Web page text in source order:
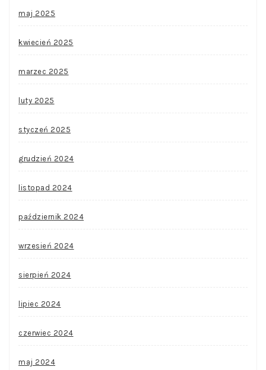
maj 2025
kwiecień 2025
marzec 2025
luty 2025
styczeń 2025
grudzień 2024
listopad 2024
październik 2024
wrzesień 2024
sierpień 2024
lipiec 2024
czerwiec 2024
maj 2024